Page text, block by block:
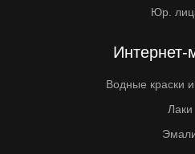
Юр.
Интернет-
Водные краски
Лаки